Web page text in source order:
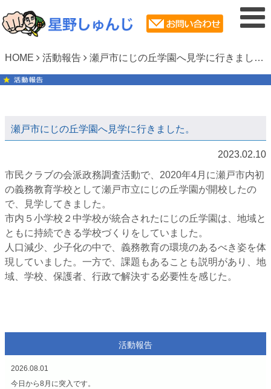
HOME 活動報告 瀬戸市にじの丘学園へ見学に行きました。
瀬戸市にじの丘学園へ見学に行きました。
2023.02.10
市民クラブの会派政務調査活動で、2020年4月に瀬戸市内初
の義務教育学校として瀬戸市立にじの丘学園が開校したの
で、見学してきました。
市内５小学校２中学校が統合されたにじの丘学園は、地域と
ともに持続できる学校づくりをしていました。
人口減少、少子化の中で、義務教育の環境のあるべき姿を体
現していました。一方で、課題もあることも説明があり、地
域、学校、保護者、行政で解決する必要性を感じた。
活動報告
2026.08.01
今日から8月に突入です。